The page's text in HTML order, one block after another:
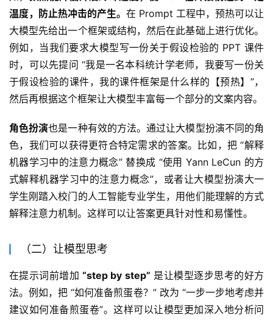
温度，防止热冲击的产生。 在 Prompt 工程中，预热可以让
大模型先给出一个框架或结构，然后在此基础上进行优化。
例如，当我们要求大模型写一份关于假设检验的 PPT 课件
时，可以先提问 “我是一名本科统计学老师，我要写一份关
于假设检验的课件，我的课件框架是什么样的【预热】”，
然后再根据这个框架让大模型丰富每一个部分的文案内容。
角色扮演也是一种有效的方法。通过让大模型扮演不同的角
色，我们可以获得更符合特定需求的答案。比如，把 “解释
机器学习中的注意力概念” 替换成 “使用 Yann LeCun 的方
式解释机器学习中的注意力概念”，或者让大模型扮演大一
学生刚踏入校门的人工智能专业学生，用他们能理解的方式
解释注意力机制。这样可以让答案更具针对性和易懂性。
（二）让模型思考
在提示词前增加 “step by step” 是让模型逐步思考的好方
法。例如，把 “如何准备煎蛋卷？” 改为 “一步一步地考虑并
建议如何准备煎蛋卷”。这样可以让模型更加深入地分析问